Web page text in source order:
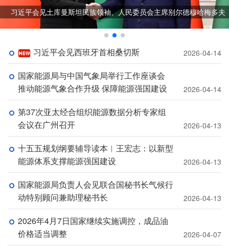
习近平会见土库曼斯坦民族领袖、人民委员会主席别尔德穆哈梅多夫
习近平会见西班牙首相桑切斯 2026-04-14
国家能源局与中国气象局举行工作座谈会
推动能源气象合作升级 保障能源强国建设
2026-04-14
第37次亚太经合组织能源数据分析专家组
会议在广州召开
2026-04-13
十五五规划纲要辅导读本︱王宏志：以新型
能源体系支撑能源强国建设
2026-04-13
国家能源局负责人会见联合国秘书长气候行
动特别顾问兼助理秘书长
2026-04-13
2026年4月7日国家继续实施调控，成品油
价格适当调整
2026-04-07